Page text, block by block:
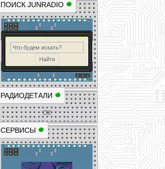
ПОИСК JUNRADIO
РАДИОДЕТАЛИ
ОК
СЕРВИСЫ